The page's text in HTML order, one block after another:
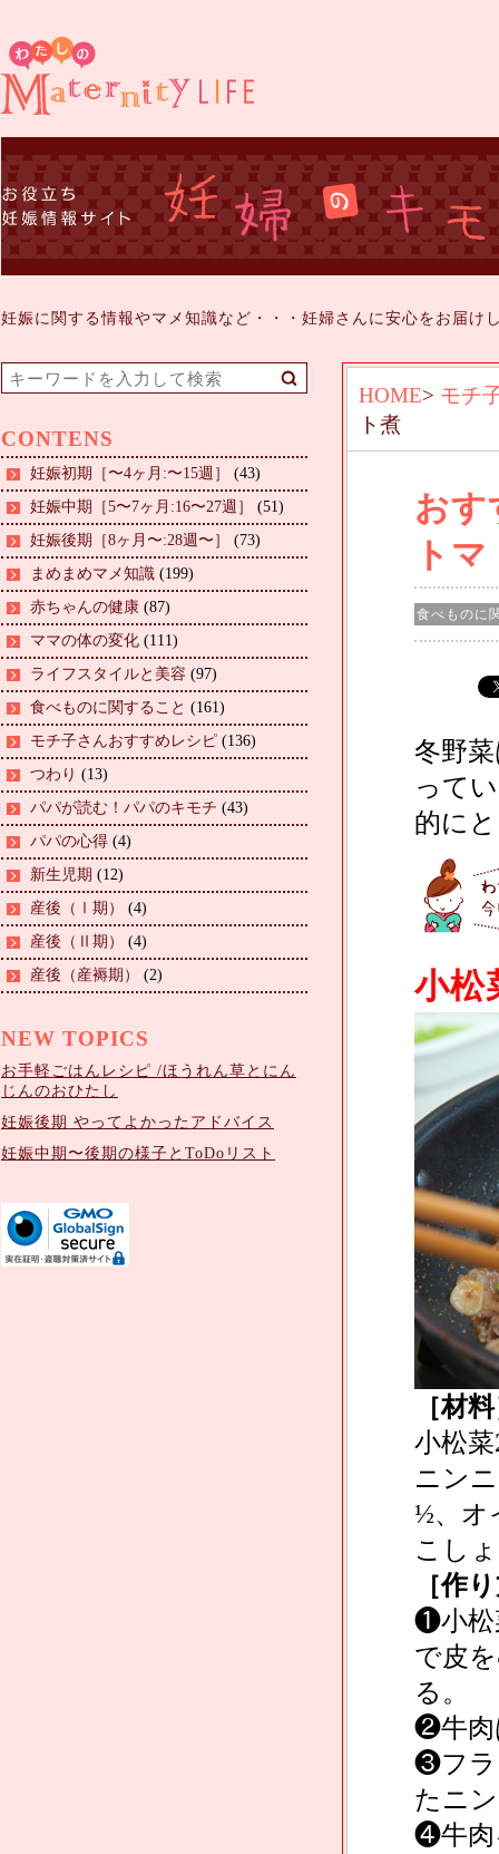
妊娠に関する情報やマメ知識など・・・妊婦さんに安心をお届け
CONTENS
妊娠初期［〜4ヶ月:〜15週］
(43)
妊娠中期［5〜7ヶ月:16〜27週］
(51)
妊娠後期［8ヶ月〜:28週〜］
(73)
まめまめマメ知識 (199)
赤ちゃんの健康 (87)
ママの体の変化 (111)
ライフスタイルと美容 (97)
食べものに関すること (161)
モチ子さんおすすめレシピ (136)
つわり (13)
パパが読む！パパのキモチ (43)
パパの心得 (4)
新生児期 (12)
産後（Ⅰ期）
(4)
産後（Ⅱ期）
(4)
産後（産褥期）
(2)
NEW TOPICS
お手軽ごはんレシピ /ほうれん草とにん
じんのおひたし
妊娠後期 やってよかったアドバイス
妊娠中期〜後期の様子とToDoリスト
HOME> モチ
ト煮
おす
ト
食べものに
冬野
って
的に
小松
［材
小松
ニン
½、オ
こし
［作
❶小松
で皮
る。
❷牛肉
❸フラ
たニ
❹牛肉